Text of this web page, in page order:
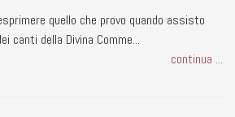
quello che provo quando assisto
canti della Divina Comme...
continua ...